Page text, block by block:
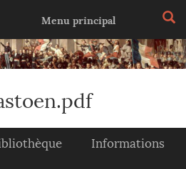
Menu principal
Informations